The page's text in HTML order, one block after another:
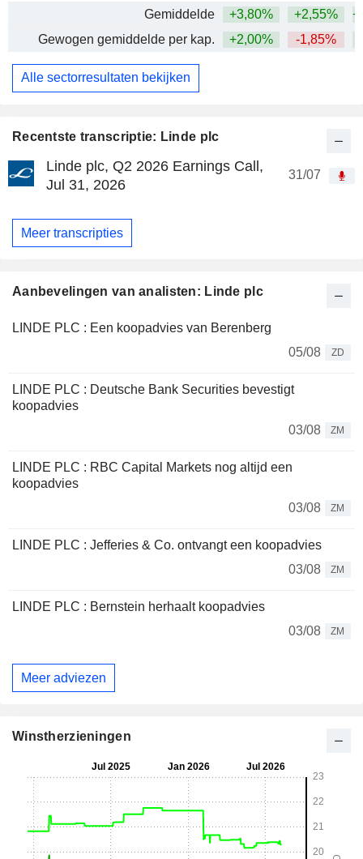
Recentste transcriptie: Linde plc
Linde plc, Q2 2026 Earnings Call,
Jul 31, 2026
31/07
Meer transcripties
Aanbevelingen van analisten: Linde plc
LINDE PLC : Een koopadvies van Berenberg
05/08
ZD
LINDE PLC : Deutsche Bank Securities bevestigt
koopadvies
03/08
ZM
LINDE PLC : RBC Capital Markets nog altijd een
koopadvies
03/08
ZM
LINDE PLC : Jefferies & Co. ontvangt een koopadvies
03/08
ZM
LINDE PLC : Bernstein herhaalt koopadvies
03/08
ZM
Meer adviezen
Gemiddelde
+3,80% +2,55%
Gewogen gemiddelde per kap.
+2,00% -1,85%
Alle sectorresultaten bekijken
Winstherzieningen